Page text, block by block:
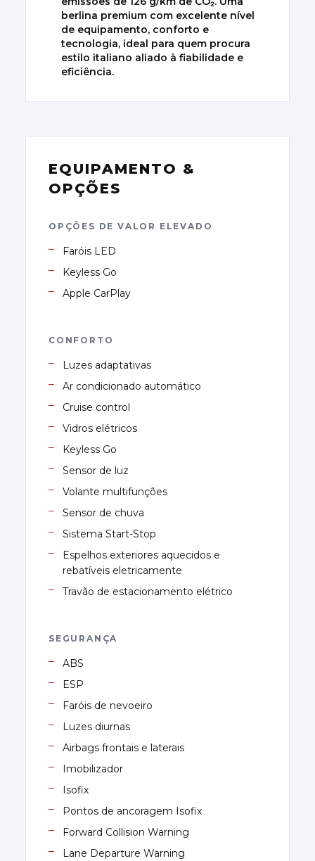
berlina premium com excelente nível
de equipamento, conforto e
tecnologia, ideal para quem procura
estilo italiano aliado à fiabilidade e
eficiência.
EQUIPAMENTO &
OPÇÕES
OPÇÕES DE VALOR ELEVADO
Faróis LED
Keyless Go
Apple CarPlay
CONFORTO
Luzes adaptativas
Ar condicionado automático
Cruise control
Vidros elétricos
Keyless Go
Sensor de luz
Volante multifunções
Sensor de chuva
Sistema Start-Stop
Espelhos exteriores aquecidos e
rebatíveis eletricamente
Travão de estacionamento elétrico
SEGURANÇA
ABS
ESP
Faróis de nevoeiro
Luzes diurnas
Airbags frontais e laterais
Imobilizador
Isofix
Pontos de ancoragem Isofix
Forward Collision Warning
Lane Departure Warning